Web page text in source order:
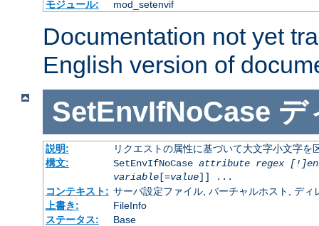
モジュール:
mod_setenvif
Documentation not yet
English version of
SetEnvIfNoCase デ
説明:
リクエストの属性に基づいて大文字小文字を
構文:
SetEnvIfNoCase attribute regex
variable[=value]] ...
コンテキスト: サーバ設定ファイル, バーチャルホスト, ディ
上書き:
FileInfo
ステータス:
Base